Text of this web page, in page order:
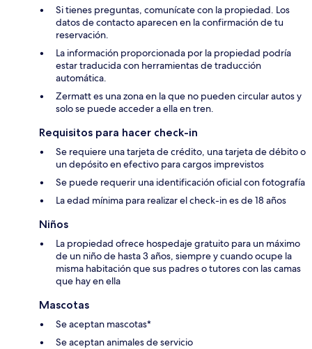
Si tienes preguntas, comunícate con la propiedad. Los
datos de contacto aparecen en la confirmación de tu
reservación.
La información proporcionada por la propiedad podría
estar traducida con herramientas de traducción
automática.
Zermatt es una zona en la que no pueden circular autos y
solo se puede acceder a ella en tren.
Requisitos para hacer check-in
Se requiere una tarjeta de crédito, una tarjeta de débito o
un depósito en efectivo para cargos imprevistos
Se puede requerir una identificación oficial con fotografía
La edad mínima para realizar el check-in es de 18 años
Niños
La propiedad ofrece hospedaje gratuito para un máximo
de un niño de hasta 3 años, siempre y cuando ocupe la
misma habitación que sus padres o tutores con las camas
que hay en ella
Mascotas
Se aceptan mascotas*
Se aceptan animales de servicio